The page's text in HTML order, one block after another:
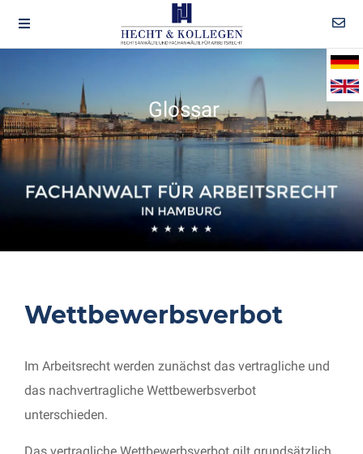
Glossar
Wettbewerbsverbot
Im Arbeitsrecht werden zunächst das vertragliche und
das nachvertragliche Wettbewerbsverbot
unterschieden.